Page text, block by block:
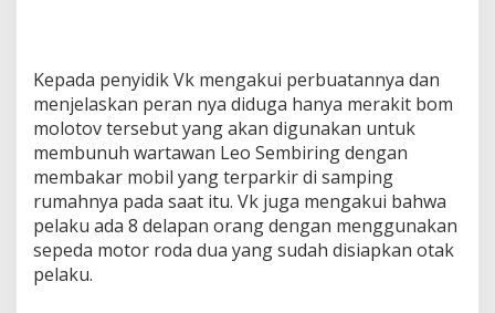
Kepada penyidik Vk mengakui perbuatannya dan
menjelaskan peran nya diduga hanya merakit bom
molotov tersebut yang akan digunakan untuk
membunuh wartawan Leo Sembiring dengan
membakar mobil yang terparkir di samping
rumahnya pada saat itu. Vk juga mengakui bahwa
pelaku ada 8 delapan orang dengan menggunakan
sepeda motor roda dua yang sudah disiapkan otak
pelaku.